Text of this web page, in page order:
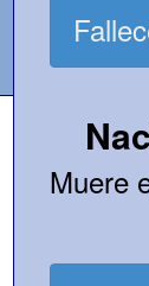
Muere